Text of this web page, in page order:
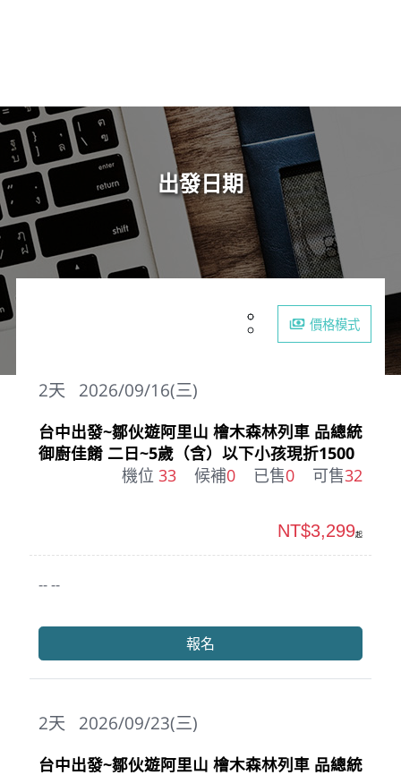
出發日期
價格模式
2026/09/16(三)
2天
台中出發~鄒伙遊阿里山 檜木森林列車 品總統
御廚佳餚 二日~5歲（含）以下小孩現折1500
機位 33 候補0 已售0 可售32
-- --
NT$3,299起
報名
2026/09/23(三)
2天
台中出發~鄒伙遊阿里山 檜木森林列車 品總統